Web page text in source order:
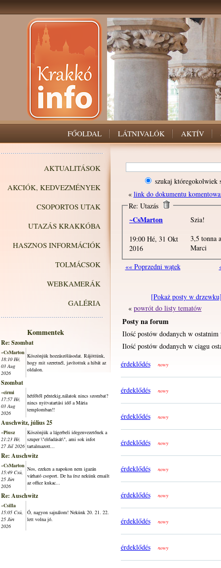
FŐOLDAL LÁTNIVALÓK AKTÍV
AKTUALITÁSOK
AKCIÓK, KEDVEZMÉNYEK
CSOPORTOS UTAK
UTAZÁS KRAKKÓBA
HASZNOS INFORMÁCIÓK
TOLMÁCSOK
WEBKAMERÁK
GALÉRIA
Kommentek
Re: Szombat
~CsMarton
18:10 Hé,
03 Aug
2026
Köszönjük hozzászólásodat. Rájöttünk,
hogy mit szeretnél, javítottuk a hibát az
oldalon.
Szombat
~cirmi
17:57 Hé,
03 Aug
2026
hétfőtől péntekig,nálatok nincs szombat?
nincs nyitvatartási idő a Mária
templomban!!
Auschwitz, július 25
~Piusz
21:23 Hé,
27 Júl 2026
Köszönjük a lágerbeli idegenvezetőnek a
szuper \"előadását\", ami sok infot
tartalmazott...
Re: Auschwitz
~CsMarton
15:49 Csü,
25 Jún
2026
Nos, ezeken a napokon nem igazán
várható csoport. De ha írsz nekünk emailt
az office kukac...
Re: Auschwitz
~Csilla
15:05 Csü,
25 Jún
2026
Ó, nagyon sajnálom! Nekünk 20. 21. 22.
lett volna jó.
szukaj któregokolwiek
« link do dokumentu
Re: Utazás
~CsMarton
19:00 Hé, 31 Okt
2016
Szia!
3,5 tonna
Marci
«« Poprzedni wątek
[Pokaż posty w
« powrót do listy tematów
Posty na forum
Ilość postów dodanych w ostatnim
Ilość postów dodanych w ciągu
érdeklődés
nowy
érdeklődés nowy
érdeklődés nowy
érdeklődés nowy
érdeklődés nowy
érdeklődés nowy
érdeklődés nowy
érdeklődés nowy